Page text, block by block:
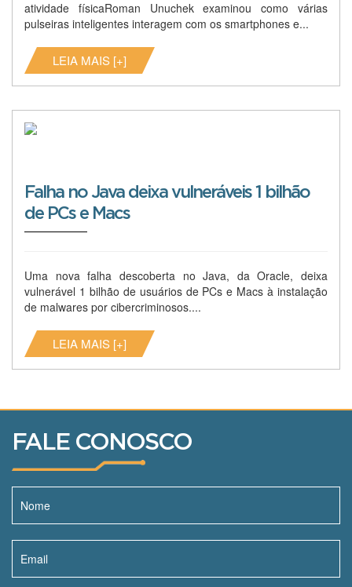
atividade físicaRoman Unuchek examinou como várias
pulseiras inteligentes interagem com os smartphones e...
LEIA MAIS [+]
Falha no Java deixa vulneráveis 1 bilhão
de PCs e Macs
Uma nova falha descoberta no Java, da Oracle, deixa
vulnerável 1 bilhão de usuários de PCs e Macs à instalação
de malwares por cibercriminosos....
LEIA MAIS [+]
FALE CONOSCO